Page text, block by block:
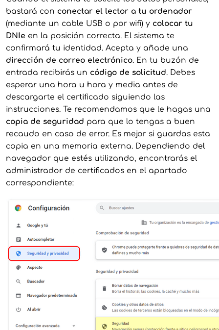
bastará con conectar el lector a tu ordenador
(mediante un cable USB o por wifi) y colocar tu
DNIe en la posición correcta. El sistema te
confirmará tu identidad. Acepta y añade una
dirección de correo electrónico. En tu buzón de
entrada recibirás un código de solicitud. Debes
esperar una hora u hora y media antes de
descargarte el certificado siguiendo las
instrucciones. Te recomendamos que le hagas una
copia de seguridad para que lo tengas a buen
recaudo en caso de error. Es mejor si guardas esta
copia en una memoria externa. Dependiendo del
navegador que estés utilizando, encontrarás el
administrador de certificados en el apartado
correspondiente: